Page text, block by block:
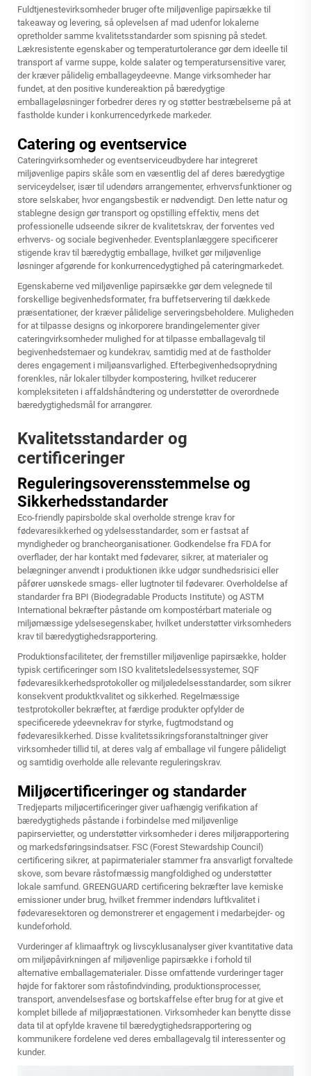
Fuldtjenestevirksomheder bruger ofte miljøvenlige papirsække til
takeaway og levering, så oplevelsen af mad udenfor lokalerne
opretholder samme kvalitetsstandarder som spisning på stedet.
Lækresistente egenskaber og temperaturtolerance gør dem ideelle til
transport af varme suppe, kolde salater og temperatursensitive varer,
der kræver pålidelig emballageydeevne. Mange virksomheder har
fundet, at den positive kundereaktion på bæredygtige
emballageløsninger forbedrer deres ry og støtter bestræbelserne på at
fastholde kunder i konkurrencedyrkede markeder.
Catering og eventservice
Cateringvirksomheder og eventserviceudbydere har integreret
miljøvenlige papirs skåle som en væsentlig del af deres bæredygtige
serviceydelser, især til udendørs arrangementer, erhvervsfunktioner og
store selskaber, hvor engangsbestik er nødvendigt. Den lette natur og
stablegne design gør transport og opstilling effektiv, mens det
professionelle udseende sikrer de kvalitetskrav, der forventes ved
erhvervs- og sociale begivenheder. Eventsplanlæggere specificerer
stigende krav til bæredygtig emballage, hvilket gør miljøvenlige
løsninger afgørende for konkurrencedygtighed på cateringmarkedet.
Egenskaberne ved miljøvenlige papirsække gør dem velegnede til
forskellige begivenhedsformater, fra buffetservering til dækkede
præsentationer, der kræver pålidelige serveringsbeholdere. Muligheden
for at tilpasse designs og inkorporere brandingelementer giver
cateringvirksomheder mulighed for at tilpasse emballagevalg til
begivenhedstemaer og kundekrav, samtidig med at de fastholder
deres engagement i miljøansvarlighed. Efterbegivenhedsoprydning
forenkles, når lokaler tilbyder kompostering, hvilket reducerer
kompleksiteten i affaldshåndtering og understøtter de overordnede
bæredygtighedsmål for arrangører.
Kvalitetsstandarder og
certificeringer
Reguleringsoverensstemmelse og
Sikkerhedsstandarder
Eco-friendly papirsbolde skal overholde strenge krav for
fødevaresikkerhed og ydelsesstandarder, som er fastsat af
myndigheder og brancheorganisationer. Godkendelse fra FDA for
overflader, der har kontakt med fødevarer, sikrer, at materialer og
belægninger anvendt i produktionen ikke udgør sundhedsrisici eller
påfører uønskede smags- eller lugtnoter til fødevarer. Overholdelse af
standarder fra BPI (Biodegradable Products Institute) og ASTM
International bekræfter påstande om kompostérbart materiale og
miljømæssige ydelsesegenskaber, hvilket understøtter virksomheders
krav til bæredygtighedsrapportering.
Produktionsfaciliteter, der fremstiller miljøvenlige papirsække, holder
typisk certificeringer som ISO kvalitetsledelsessystemer, SQF
fødevaresikkerhedsprotokoller og miljøledelsesstandarder, som sikrer
konsekvent produktkvalitet og sikkerhed. Regelmæssige
testprotokoller bekræfter, at færdige produkter opfylder de
specificerede ydeevnekrav for styrke, fugtmodstand og
fødevaresikkerhed. Disse kvalitetssikringsforanstaltninger giver
virksomheder tillid til, at deres valg af emballage vil fungere pålideligt
og samtidig overholde alle relevante reguleringskrav.
Miljøcertificeringer og standarder
Tredjeparts miljøcertificeringer giver uafhængig verifikation af
bæredygtigheds påstande i forbindelse med miljøvenlige
papirservietter, og understøtter virksomheder i deres miljørapportering
og markedsføringsindsatser. FSC (Forest Stewardship Council)
certificering sikrer, at papirmaterialer stammer fra ansvarligt forvaltede
skove, som bevare råstofmæssig mangfoldighed og understøtter
lokale samfund. GREENGUARD certificering bekræfter lave kemiske
emissioner under brug, hvilket fremmer indendørs luftkvalitet i
fødevaresektoren og demonstrerer et engagement i medarbejder- og
kundeforhold.
Vurderinger af klimaaftryk og livscyklusanalyser giver kvantitative data
om miljøpåvirkningen af miljøvenlige papirsække i forhold til
alternative emballagematerialer. Disse omfattende vurderinger tager
højde for faktorer som råstofindvinding, produktionsprocesser,
transport, anvendelsesfase og bortskaffelse efter brug for at give et
komplet billede af miljøpræstationen. Virksomheder kan benytte disse
data til at opfylde kravene til bæredygtighedsrapportering og
kommunikere fordelene ved deres emballagevalg til interessenter og
kunder.